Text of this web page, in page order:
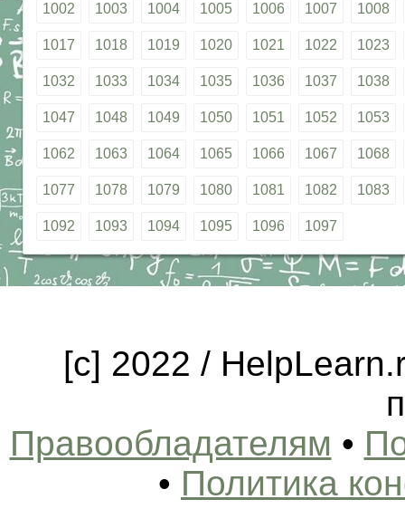
1002 1003 1004 1005 1006 1007 1008
1017 1018 1019 1020 1021 1022 1023
1032 1033 1034 1035 1036 1037 1038
1047 1048 1049 1050 1051 1052 1053
1062 1063 1064 1065 1066 1067 1068
1077 1078 1079 1080 1081 1082 1083
1092 1093 1094 1095 1096 1097
[c] 2022 /
Правообладателям •
• Политика